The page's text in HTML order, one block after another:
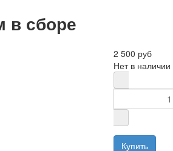
в сборе
2 500 руб
Нет в наличии